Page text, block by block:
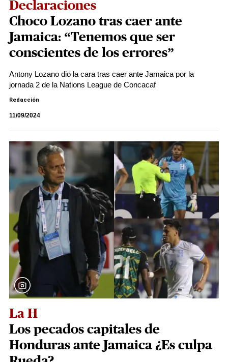
Declaraciones
Choco Lozano tras caer ante
Jamaica: “Tenemos que ser
conscientes de los errores”
Antony Lozano dio la cara tras caer ante Jamaica por la
jornada 2 de la Nations League de Concacaf
Redacción
11/09/2024
La H
Los pecados capitales de
Honduras ante Jamaica ¿Es culpa